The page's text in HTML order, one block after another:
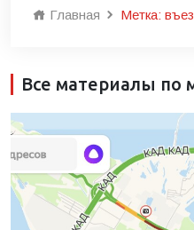
Главная Метка:
Все материалы по